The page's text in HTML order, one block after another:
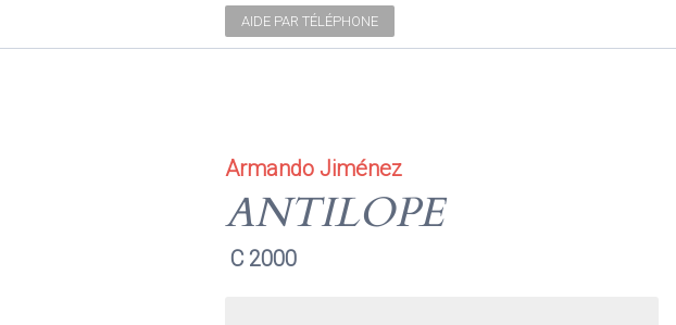
AIDE PAR TÉLÉPHONE
Armando Jiménez
ANTILOPE
C 2000